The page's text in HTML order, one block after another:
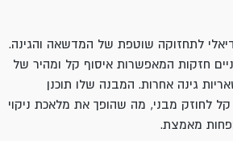
לתחזוקה שוטפת של המדשאה והגינה.
זה מצויד ב-12 שיניים חזקות המאפשרות איסוף קל ומהיר של
גינה אחרות. המבנה שלו תוכנן
קל לחוזק מבני, מה שהופך את מלאכת ניקוי
מאמצת.